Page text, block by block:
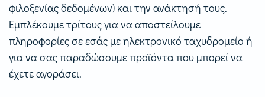
φιλοξενίας δεδομένων) και την ανάκτησή τους.
Εμπλέκουμε τρίτους για να αποστείλουμε
πληροφορίες σε εσάς με ηλεκτρονικό ταχυδρομείο ή
για να σας παραδώσουμε προϊόντα που μπορεί να
έχετε αγοράσει.